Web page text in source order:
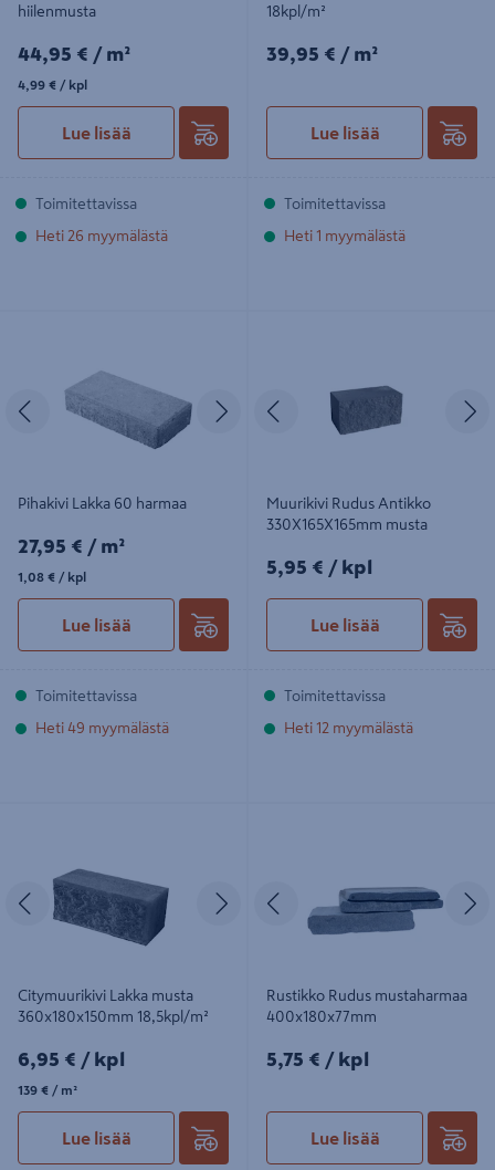
hiilenmusta
44,95€/m²
44,95 € / m²
4,99€/kpl
4,99 € / kpl
Lue lisää
Toimitettavissa
Heti 26 myymälästä
18kpl/m²
39,95€/m²
39,95 € / m²
Lue lisää
Toimitettavissa
Heti 1 myymälästä
Edellinen Seuraava
Pihakivi Lakka 60 harmaa
27,95€/m²
27,95 € / m²
1,08€/kpl
1,08 € / kpl
Lue lisää
Toimitettavissa
Heti 49 myymälästä
Edellinen
Muurikivi Rudus Antikko
330X165X165mm musta
5,95€/kpl
5,95 € / kpl
Lue lisää
Toimitettavissa
Heti 12 myymälästä
Edellinen Seuraava
Citymuurikivi Lakka musta
360x180x150mm 18,5kpl/m²
6,95€/kpl
6,95 € / kpl
139€/m²
139 € / m²
Lue lisää
Edellinen
Rustikko Rudus mustaharmaa
400x180x77mm
5,75€/kpl
5,75 € / kpl
Lue lisää